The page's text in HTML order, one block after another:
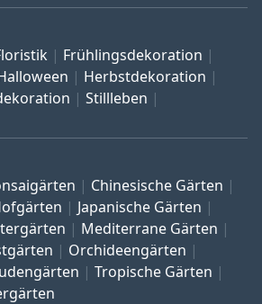
Frühlingsdekoration
Herbstdekoration
Stillleben
Chinesische Gärten
Japanische Gärten
Mediterrane Gärten
Orchideengärten
Tropische Gärten